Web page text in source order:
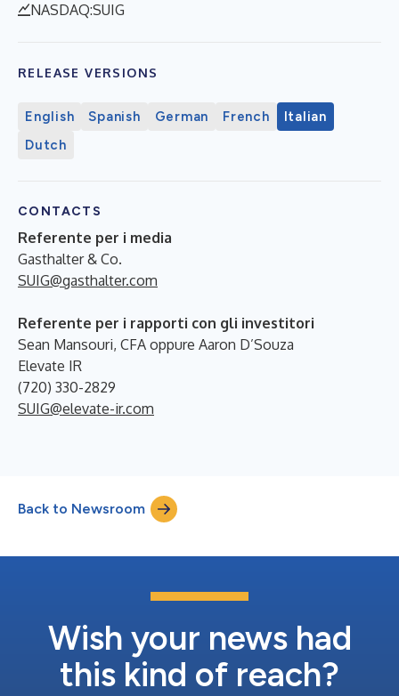
NASDAQ:SUIG
RELEASE VERSIONS
English Spanish German French
Italian
Dutch
CONTACTS
Referente per i media
Gasthalter & Co.
SUIG@gasthalter.com
Referente per i rapporti con gli investitori
Sean Mansouri, CFA oppure Aaron D’Souza
Elevate IR
(720) 330-2829
SUIG@elevate-ir.com
Back to Newsroom
Wish your news had
this kind of reach?